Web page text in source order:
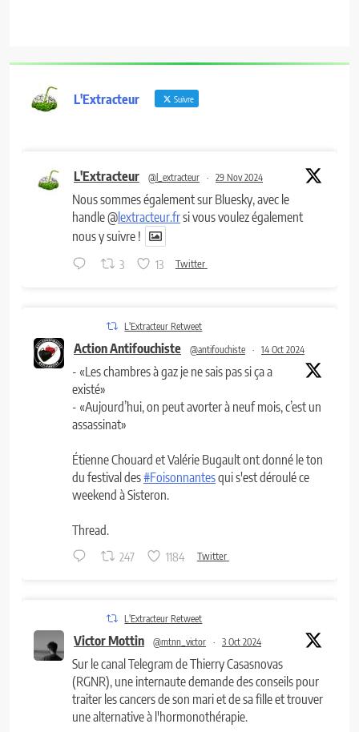
L'Extracteur Suivre
L'Extracteur @l_extracteur · 29 Nov 2024
Nous sommes également sur Bluesky, avec le
handle @lextracteur.frsi vous voulez également
nous y suivre !
3 13 Twitter
L'Extracteur Retweet
Action Antifouchiste @antifouchiste · 14 Oct 2024
- «Les chambres à gaz je ne sais pas si ça a
existé»
- «Aujourd’hui, on peut avorter à neuf mois, c’est un
assassinat»
Étienne Chouard et Valérie Bugault ont donné le ton
du festival des#Foisonnantesqui s'est déroulé ce
weekend à Sisteron.
Thread.
247 1184 Twitter
L'Extracteur Retweet
Victor Mottin @mtnn_victor · 3 Oct 2024
Sur le canal Telegram de Thierry Casasnovas
(RGNR), une internaute demande des conseils pour
traiter les cancers de son mari et de sa fille et trouver
une alternative à l'hormonothérapie.